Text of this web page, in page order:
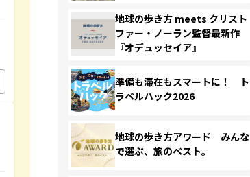
地球の歩き方 meets クリスト
ファー・ノーラン監督最新作
『オデュッセイア』
準備も滞在もスマートに！ ト
ラベルハック2026
地球の歩き方アワード みんな
で選ぶ、旅のベスト。